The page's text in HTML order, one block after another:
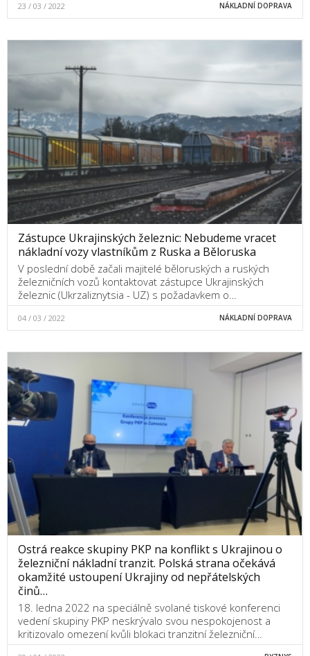
23 / 03 / 2022 NÁKLADNÍ DOPRAVA
Zástupce Ukrajinských železnic: Nebudeme vracet
nákladní vozy vlastníkům z Ruska a Běloruska
V poslední době začali majitelé běloruských a ruských
železničních vozů kontaktovat zástupce Ukrajinských
železnic (Ukrzaliznytsia - UZ) s požadavkem o…
04 / 03 / 2022 NÁKLADNÍ DOPRAVA
Ostrá reakce skupiny PKP na konflikt s Ukrajinou o
železniční nákladní tranzit. Polská strana očekává
okamžité ustoupení Ukrajiny od nepřátelských
činů…
18. ledna 2022 na speciálně svolané tiskové konferenci
vedení skupiny PKP neskrývalo svou nespokojenost a
kritizovalo omezení kvůli blokaci tranzitní železniční…